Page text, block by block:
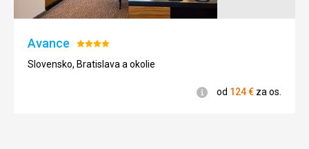
Avance Hodnotenie:
4/5
Slovensko, Bratislava a okolie
Informácie
od 124€ za os.